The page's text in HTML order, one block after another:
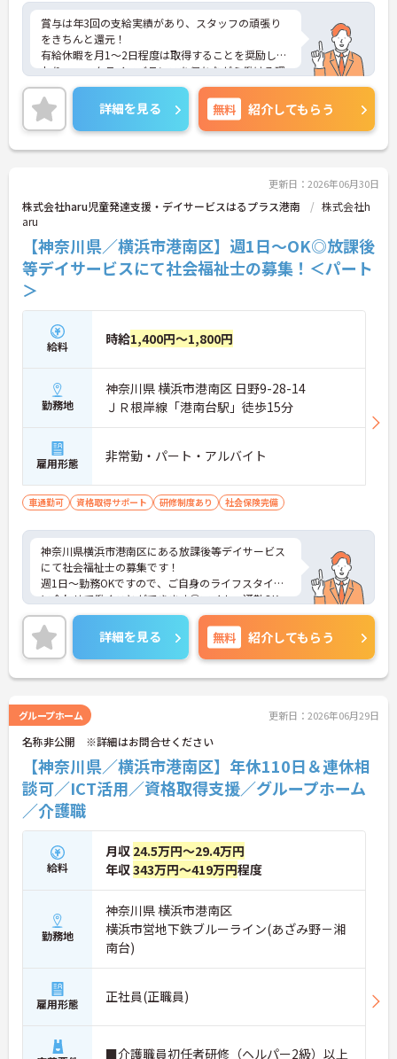
賞与は年3回の支給実績があり、スタッフの頑張り
をきちんと還元！
有給休暇を月1～2日程度は取得することを奨励して
おり、ワークライフバランスを保ちながら働ける環
境です。
人員配置が手厚く、介護福祉士保有者が全体の7割
となっているため、質の高いケアができます。
また、介護福祉士取得を目指している方へのフォロ
ー体制も充実しており、無料の介護福祉士対策講座
ご興味ある方には、面接対策ポイントなど、さらに
詳細をお話しいたしますのでお気軽にご相談くださ
詳細を見る 無料 紹介してもらう
更新日：2026年06月30日
株式会社haru児童発達支援・デイサービスはるプラス港南
株式会社h
aru
【神奈川県／横浜市港南区】週1日～OK◎放課後
等デイサービスにて社会福祉士の募集！＜パート
＞
給料 時給1,400円～1,800円
勤務地
神奈川県 横浜市港南区 日野9-28-14
ＪＲ根岸線「港南台駅」徒歩15分
雇用形態 非常勤・パート・アルバイト
車通勤可 資格取得サポート 研修制度あり 社会保険完備
神奈川県横浜市港南区にある放課後等デイサービス
にて社会福祉士の募集です！
週1日～勤務OKですので、ご自身のライフスタイル
に合わせて働くことができます◎マイカー通勤OK・
無料駐車場ありで毎日の通勤も楽々です♪
ご興味のある方には、面接対策ポイントなど、さら
に詳細をお話しいたしますのでお気軽にご相談くだ
さい！
詳細を見る 無料 紹介してもらう
グループホーム 更新日：2026年06月29日
名称非公開 ※詳細はお問合せください
【神奈川県／横浜市港南区】年休110日＆連休相
談可／ICT活用／資格取得支援／グループホーム
／介護職
給料
月収 24.5万円～29.4万円
年収343万円～419万円程度
勤務地
神奈川県 横浜市港南区
横浜市営地下鉄ブルーライン(あざみ野－湘
南台)
雇用形態 正社員(正職員)
■介護職員初任者研修（ヘルパー2級）以上